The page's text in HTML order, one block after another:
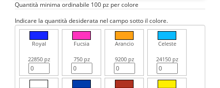
Quantità minima ordinabile 100 pz per colore
Indicare la quantità desiderata nel campo sotto il colore.
Royal
22850 pz
Fucsia
750 pz
Arancio
9200 pz
Celeste
24150 pz